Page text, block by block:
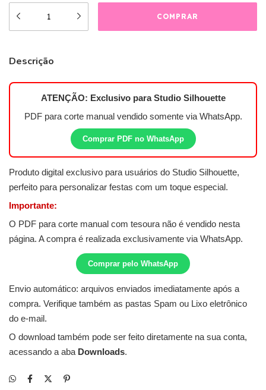
Descrição
ATENÇÃO: Exclusivo paraStudio Silhouette
PDF para corte manual vendido somente via WhatsApp.
Comprar PDF no WhatsApp
Produto digital exclusivo para usuários do Studio Silhouette,
perfeito para personalizar festas com um toque especial.
Importante:
O PDF para corte manual com tesoura não é vendido nesta
página. A compra é realizada exclusivamente via WhatsApp.
Comprar pelo WhatsApp
Envio automático: arquivos enviados imediatamente após a
compra. Verifique também as pastas Spam ou Lixo eletrônico
do e-mail.
O download também pode ser feito diretamente na sua conta,
acessando a aba Downloads.